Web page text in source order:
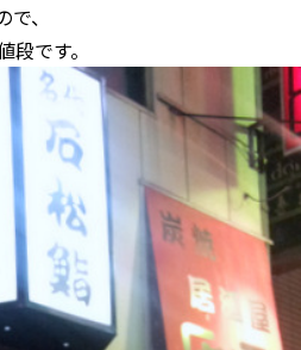
、
です。